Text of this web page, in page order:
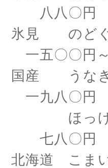
八八〇円
氷見 のど
一五〇〇円～
国産 う
一九八〇円
ほっ
七八〇円
北海道